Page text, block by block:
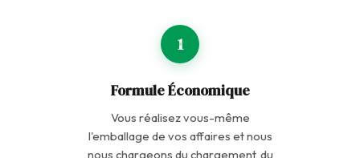
1
Formule Économique
Vous réalisez vous-même
l'emballage de vos affaires et nous
nous chargeons du chargement, du